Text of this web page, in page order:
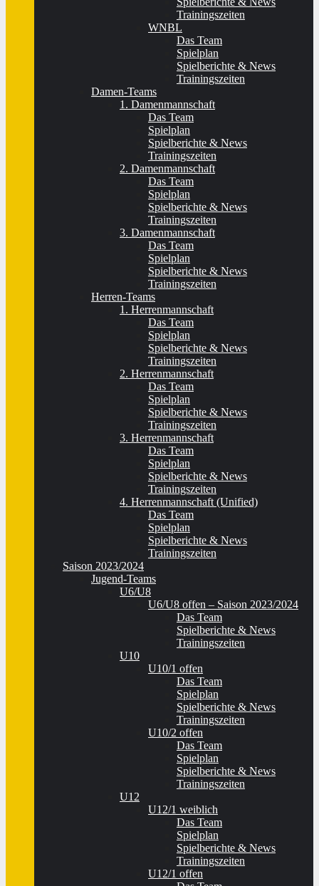
Trainingszeiten
WNBL
Das Team
Spielplan
Spielberichte & News
Trainingszeiten
Damen-Teams
1. Damenmannschaft
Das Team
Spielplan
Spielberichte & News
Trainingszeiten
2. Damenmannschaft
Das Team
Spielplan
Spielberichte & News
Trainingszeiten
3. Damenmannschaft
Das Team
Spielplan
Spielberichte & News
Trainingszeiten
Herren-Teams
1. Herrenmannschaft
Das Team
Spielplan
Spielberichte & News
Trainingszeiten
2. Herrenmannschaft
Das Team
Spielplan
Spielberichte & News
Trainingszeiten
3. Herrenmannschaft
Das Team
Spielplan
Spielberichte & News
Trainingszeiten
4. Herrenmannschaft (Unified)
Das Team
Spielplan
Spielberichte & News
Trainingszeiten
Saison 2023/2024
Jugend-Teams
U6/U8
U6/U8 offen – Saison 2023/2024
Das Team
Spielberichte & News
Trainingszeiten
U10
U10/1 offen
Das Team
Spielplan
Spielberichte & News
Trainingszeiten
U10/2 offen
Das Team
Spielplan
Spielberichte & News
Trainingszeiten
U12
U12/1 weiblich
Das Team
Spielplan
Spielberichte & News
Trainingszeiten
U12/1 offen